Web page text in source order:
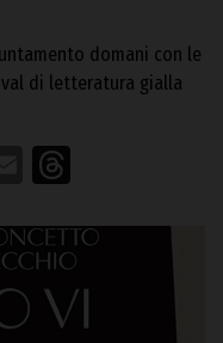
domani con le
di letteratura gialla
Email